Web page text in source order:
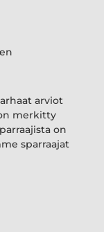
arviot
merkitty
on
sparraajat